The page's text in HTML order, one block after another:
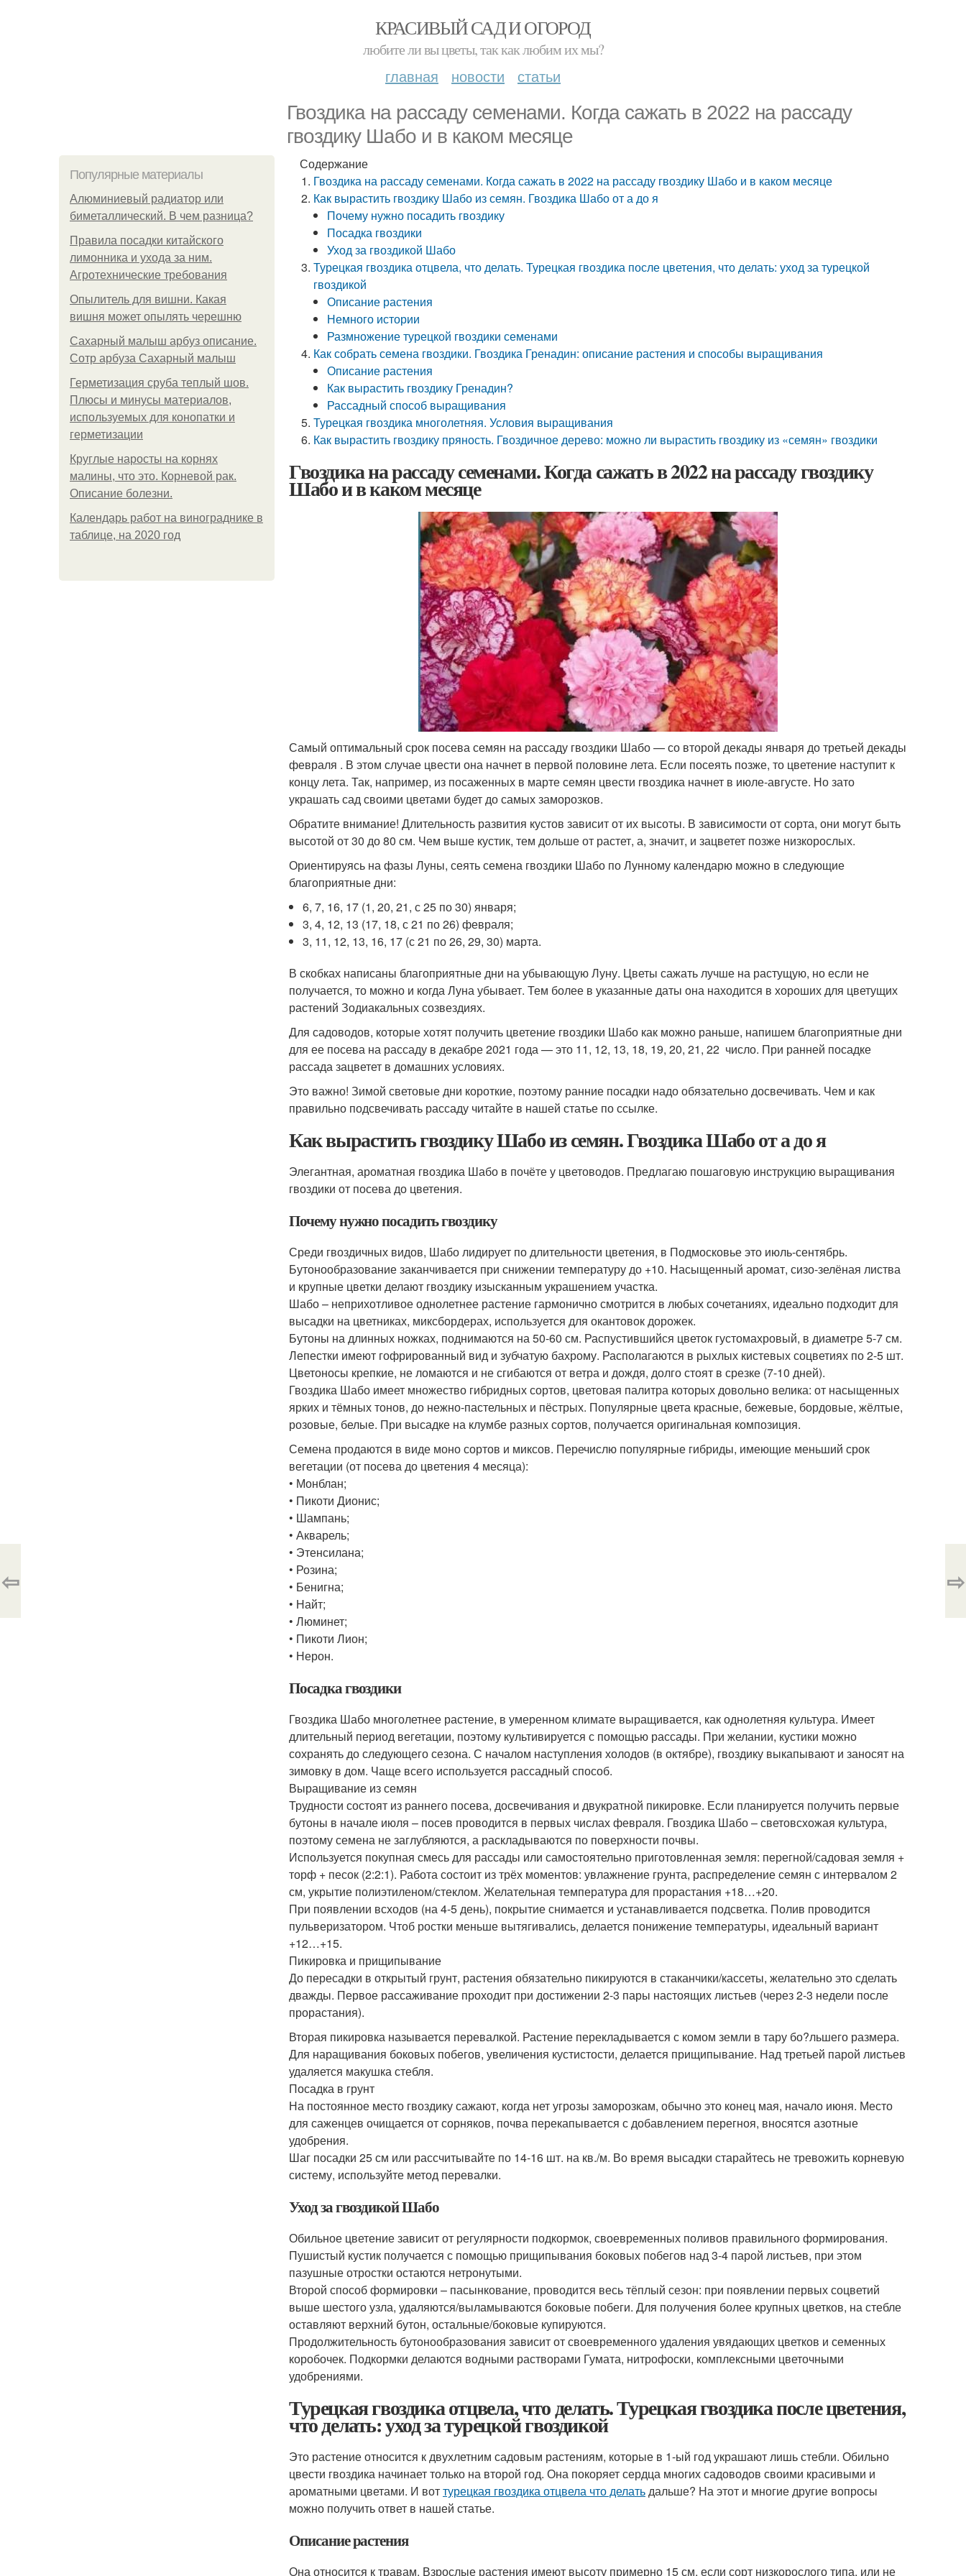
КРАСИВЫЙ САД И ОГОРОД
любите ли вы цветы, так как любим их мы?
главная новости статьи
Гвоздика на рассаду семенами. Когда сажать в 2022 на рассаду
гвоздику Шабо и в каком месяце
Популярные материалы
Алюминиевый радиатор или
биметаллический. В чем разница?
Правила посадки китайского
лимонника и ухода за ним.
Агротехнические требования
Опылитель для вишни. Какая
вишня может опылять черешню
Сахарный малыш арбуз описание.
Сотр арбуза Сахарный малыш
Герметизация сруба теплый шов.
Плюсы и минусы материалов,
используемых для конопатки и
герметизации
Круглые наросты на корнях
малины, что это. Корневой рак.
Описание болезни.
Календарь работ на винограднике в
таблице, на 2020 год
Содержание
Гвоздика на рассаду семенами. Когда сажать в 2022 на рассаду гвоздику Шабо и в каком месяце
Как вырастить гвоздику Шабо из семян. Гвоздика Шабо от а до я
Почему нужно посадить гвоздику
Посадка гвоздики
Уход за гвоздикой Шабо
Турецкая гвоздика отцвела, что делать. Турецкая гвоздика после цветения, что делать: уход за турецкой
гвоздикой
Описание растения
Немного истории
Размножение турецкой гвоздики семенами
Как собрать семена гвоздики. Гвоздика Гренадин: описание растения и способы выращивания
Описание растения
Как вырастить гвоздику Гренадин?
Рассадный способ выращивания
Турецкая гвоздика многолетняя. Условия выращивания
Как вырастить гвоздику пряность. Гвоздичное дерево: можно ли вырастить гвоздику из «семян» гвоздики
Гвоздика на рассаду семенами. Когда сажать в 2022 на рассаду гвоздику
Шабо и в каком месяце
Самый оптимальный срок посева семян на рассаду гвоздики Шабо — со второй декады января до третьей декады
февраля . В этом случае цвести она начнет в первой половине лета. Если посеять позже, то цветение наступит к
концу лета. Так, например, из посаженных в марте семян цвести гвоздика начнет в июле-августе. Но зато
украшать сад своими цветами будет до самых заморозков.
Обратите внимание! Длительность развития кустов зависит от их высоты. В зависимости от сорта, они могут быть
высотой от 30 до 80 см. Чем выше кустик, тем дольше от растет, а, значит, и зацветет позже низкорослых.
Ориентируясь на фазы Луны, сеять семена гвоздики Шабо по Лунному календарю можно в следующие
благоприятные дни:
6, 7, 16, 17 (1, 20, 21, с 25 по 30) января;
3, 4, 12, 13 (17, 18, с 21 по 26) февраля;
3, 11, 12, 13, 16, 17 (с 21 по 26, 29, 30) марта.
В скобках написаны благоприятные дни на убывающую Луну. Цветы сажать лучше на растущую, но если не
получается, то можно и когда Луна убывает. Тем более в указанные даты она находится в хороших для цветущих
растений Зодиакальных созвездиях.
Для садоводов, которые хотят получить цветение гвоздики Шабо как можно раньше, напишем благоприятные дни
для ее посева на рассаду в декабре 2021 года — это 11, 12, 13, 18, 19, 20, 21, 22 число. При ранней посадке
рассада зацветет в домашних условиях.
Это важно! Зимой световые дни короткие, поэтому ранние посадки надо обязательно досвечивать. Чем и как
правильно подсвечивать рассаду читайте в нашей статье по ссылке.
Как вырастить гвоздику Шабо из семян. Гвоздика Шабо от а до я
Элегантная, ароматная гвоздика Шабо в почёте у цветоводов. Предлагаю пошаговую инструкцию выращивания
гвоздики от посева до цветения.
Почему нужно посадить гвоздику
Среди гвоздичных видов, Шабо лидирует по длительности цветения, в Подмосковье это июль-сентябрь.
Бутонообразование заканчивается при снижении температуру до +10. Насыщенный аромат, сизо-зелёная листва
и крупные цветки делают гвоздику изысканным украшением участка.
Шабо – неприхотливое однолетнее растение гармонично смотрится в любых сочетаниях, идеально подходит для
высадки на цветниках, миксбордерах, используется для окантовок дорожек.
Бутоны на длинных ножках, поднимаются на 50-60 см. Распустившийся цветок густомахровый, в диаметре 5-7 см.
Лепестки имеют гофрированный вид и зубчатую бахрому. Располагаются в рыхлых кистевых соцветиях по 2-5 шт.
Цветоносы крепкие, не ломаются и не сгибаются от ветра и дождя, долго стоят в срезке (7-10 дней).
Гвоздика Шабо имеет множество гибридных сортов, цветовая палитра которых довольно велика: от насыщенных
ярких и тёмных тонов, до нежно-пастельных и пёстрых. Популярные цвета красные, бежевые, бордовые, жёлтые,
розовые, белые. При высадке на клумбе разных сортов, получается оригинальная композиция.
Семена продаются в виде моно сортов и миксов. Перечислю популярные гибриды, имеющие меньший срок
вегетации (от посева до цветения 4 месяца):
• Монблан;
• Пикоти Дионис;
• Шампань;
• Акварель;
• Этенсилана;
• Розина;
• Бенигна;
• Найт;
• Люминет;
• Пикоти Лион;
• Нерон.
Посадка гвоздики
Гвоздика Шабо многолетнее растение, в умеренном климате выращивается, как однолетняя культура. Имеет
длительный период вегетации, поэтому культивируется с помощью рассады. При желании, кустики можно
сохранять до следующего сезона. С началом наступления холодов (в октябре), гвоздику выкапывают и заносят на
зимовку в дом. Чаще всего используется рассадный способ.
Выращивание из семян
Трудности состоят из раннего посева, досвечивания и двукратной пикировке. Если планируется получить первые
бутоны в начале июля – посев проводится в первых числах февраля. Гвоздика Шабо – световсхожая культура,
поэтому семена не заглубляются, а раскладываются по поверхности почвы.
Используется покупная смесь для рассады или самостоятельно приготовленная земля: перегной/садовая земля +
торф + песок (2:2:1). Работа состоит из трёх моментов: увлажнение грунта, распределение семян с интервалом 2
см, укрытие полиэтиленом/стеклом. Желательная температура для прорастания +18…+20.
При появлении всходов (на 4-5 день), покрытие снимается и устанавливается подсветка. Полив проводится
пульверизатором. Чтоб ростки меньше вытягивались, делается понижение температуры, идеальный вариант
+12…+15.
Пикировка и прищипывание
До пересадки в открытый грунт, растения обязательно пикируются в стаканчики/кассеты, желательно это сделать
дважды. Первое рассаживание проходит при достижении 2-3 пары настоящих листьев (через 2-3 недели после
прорастания).
Вторая пикировка называется перевалкой. Растение перекладывается с комом земли в тару бо?льшего размера.
Для наращивания боковых побегов, увеличения кустистости, делается прищипывание. Над третьей парой листьев
удаляется макушка стебля.
Посадка в грунт
На постоянное место гвоздику сажают, когда нет угрозы заморозкам, обычно это конец мая, начало июня. Место
для саженцев очищается от сорняков, почва перекапывается с добавлением перегноя, вносятся азотные
удобрения.
Шаг посадки 25 см или рассчитывайте по 14-16 шт. на кв./м. Во время высадки старайтесь не тревожить корневую
систему, используйте метод перевалки.
Уход за гвоздикой Шабо
Обильное цветение зависит от регулярности подкормок, своевременных поливов правильного формирования.
Пушистый кустик получается с помощью прищипывания боковых побегов над 3-4 парой листьев, при этом
пазушные отростки остаются нетронутыми.
Второй способ формировки – пасынкование, проводится весь тёплый сезон: при появлении первых соцветий
выше шестого узла, удаляются/выламываются боковые побеги. Для получения более крупных цветков, на стебле
оставляют верхний бутон, остальные/боковые купируются.
Продолжительность бутонообразования зависит от своевременного удаления увядающих цветков и семенных
коробочек. Подкормки делаются водными растворами Гумата, нитрофоски, комплексными цветочными
удобрениями.
Турецкая гвоздика отцвела, что делать. Турецкая гвоздика после цветения,
что делать: уход за турецкой гвоздикой
Это растение относится к двухлетним садовым растениям, которые в 1-ый год украшают лишь стебли. Обильно
цвести гвоздика начинает только на второй год. Она покоряет сердца многих садоводов своими красивыми и
ароматными цветами. И воттурецкая гвоздика отцвела что делатьдальше? На этот и многие другие вопросы
можно получить ответ в нашей статье.
Описание растения
Она относится к травам. Взрослые растения имеют высоту примерно 15 см, если сорт низкорослого типа, или не
⇦ ⇨